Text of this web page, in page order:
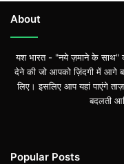
About
यश भारत - "नये ज़माने के साथ"
देने की जो आपको ज़िंदगी में
लिए। इसलिए आप यहां पाएंगे
बदलती
Popular Posts